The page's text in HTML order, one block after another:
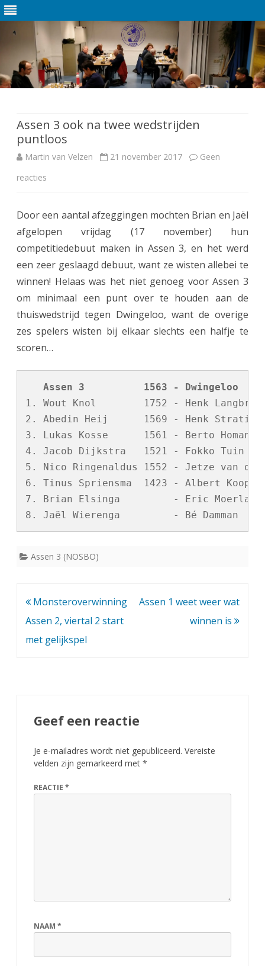
de
inhoud
Assen 3 ook na twee wedstrijden
puntloos
Martin van Velzen 21 november 2017
Geen
reacties
A
s
e
n
k
n
a
t
w
e
e
w
e
p
s
Door een aantal afzeggingen mochten Brian en Jaël
afgelopen vrijdag (17 november) hun
competitiedebuut maken in Assen 3, en het werd
een zeer geslaagd debuut, want ze wisten allebei te
winnen! Helaas was het niet genoeg voor Assen 3
om minimaal een punt over te houden aan de
thuiswedstrijd tegen Dwingeloo, want de overige
zes spelers wisten bij elkaar slechts een halfje te
scoren…
Assen 3          1563 - Dwingeloo
1. Wout Knol        1752 - Henk
2. Abedin Heij      1569 - Henk
3. Lukas Kosse      1561 - Berto
4. Jacob Dijkstra   1521 - Fokko Tuin
5. Nico Ringenaldus 1552 - Jetze van
6. Tinus Spriensma  1423 - Albert
7. Brian Elsinga         - Eric
Assen 3 (NOSBO)
Bericht
navigatie
Monsteroverwinning
Assen 2, viertal 2 start
met gelijkspel
Assen 1 weet weer wat
winnen is
Geef een reactie
Je e-mailadres wordt niet gepubliceerd. Vereiste
velden zijn gemarkeerd met *
REACTIE *
NAAM *